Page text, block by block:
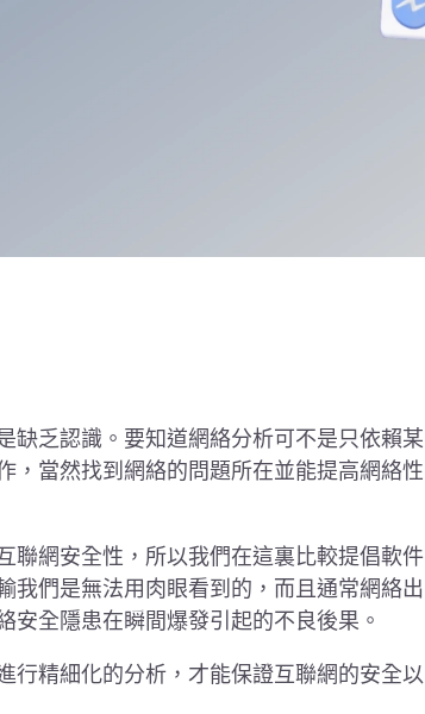
缺乏認識。要知道網絡分析可不是只依賴某
，當然找到網絡的問題所在並能提高網絡性
聯網安全性，所以我們在這裏比較提倡軟件
我們是無法用肉眼看到的，而且通常網絡出
全隱患在瞬間爆發引起的不良後果。
行精細化的分析，才能保證互聯網的安全以